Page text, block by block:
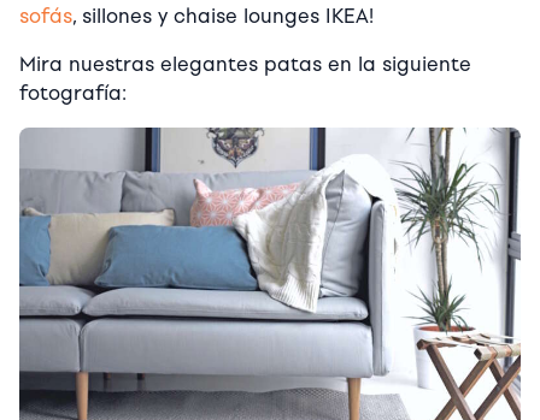
sofás, sillones y chaise lounges IKEA!
Mira nuestras elegantes patas en la siguiente
fotografía: